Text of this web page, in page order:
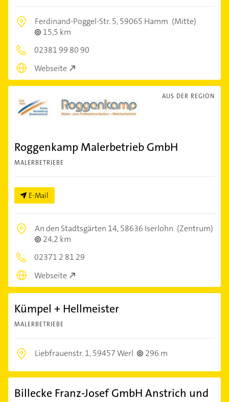
Ferdinand-Poggel-Str. 5,59065 Hamm (Mitte)
15,5 km
02381 99 80 90
Webseite
AUS DER REGION
Roggenkamp Malerbetrieb GmbH
MALERBETRIEBE
E-Mail
An den Stadtsgärten 14,58636 Iserlohn (Zentrum)
24,2 km
02371 2 81 29
Webseite
Kümpel + Hellmeister
MALERBETRIEBE
Liebfrauenstr. 1,59457 Werl 296 m
Billecke Franz-Josef GmbH Anstrich und